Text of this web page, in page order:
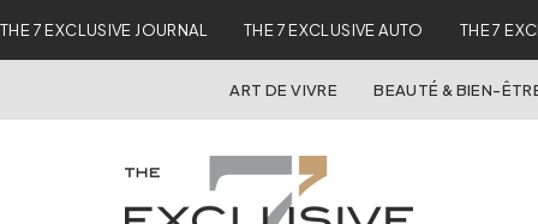
THE 7 EXCLUSIVE JOURNAL THE 7 EXCLUSIVE AUTO THE 7
ART DE VIVRE BEAUTÉ & BIEN-